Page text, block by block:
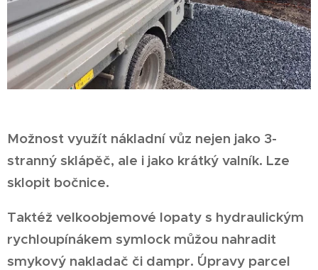
Možnost využít nákladní vůz nejen jako 3-
stranný sklápěč, ale i jako krátký valník. Lze
sklopit bočnice.
Taktéž velkoobjemové lopaty s hydraulickým
rychloupínákem symlock můžou nahradit
smykový nakladač či dampr. ˇÚpravy parcel